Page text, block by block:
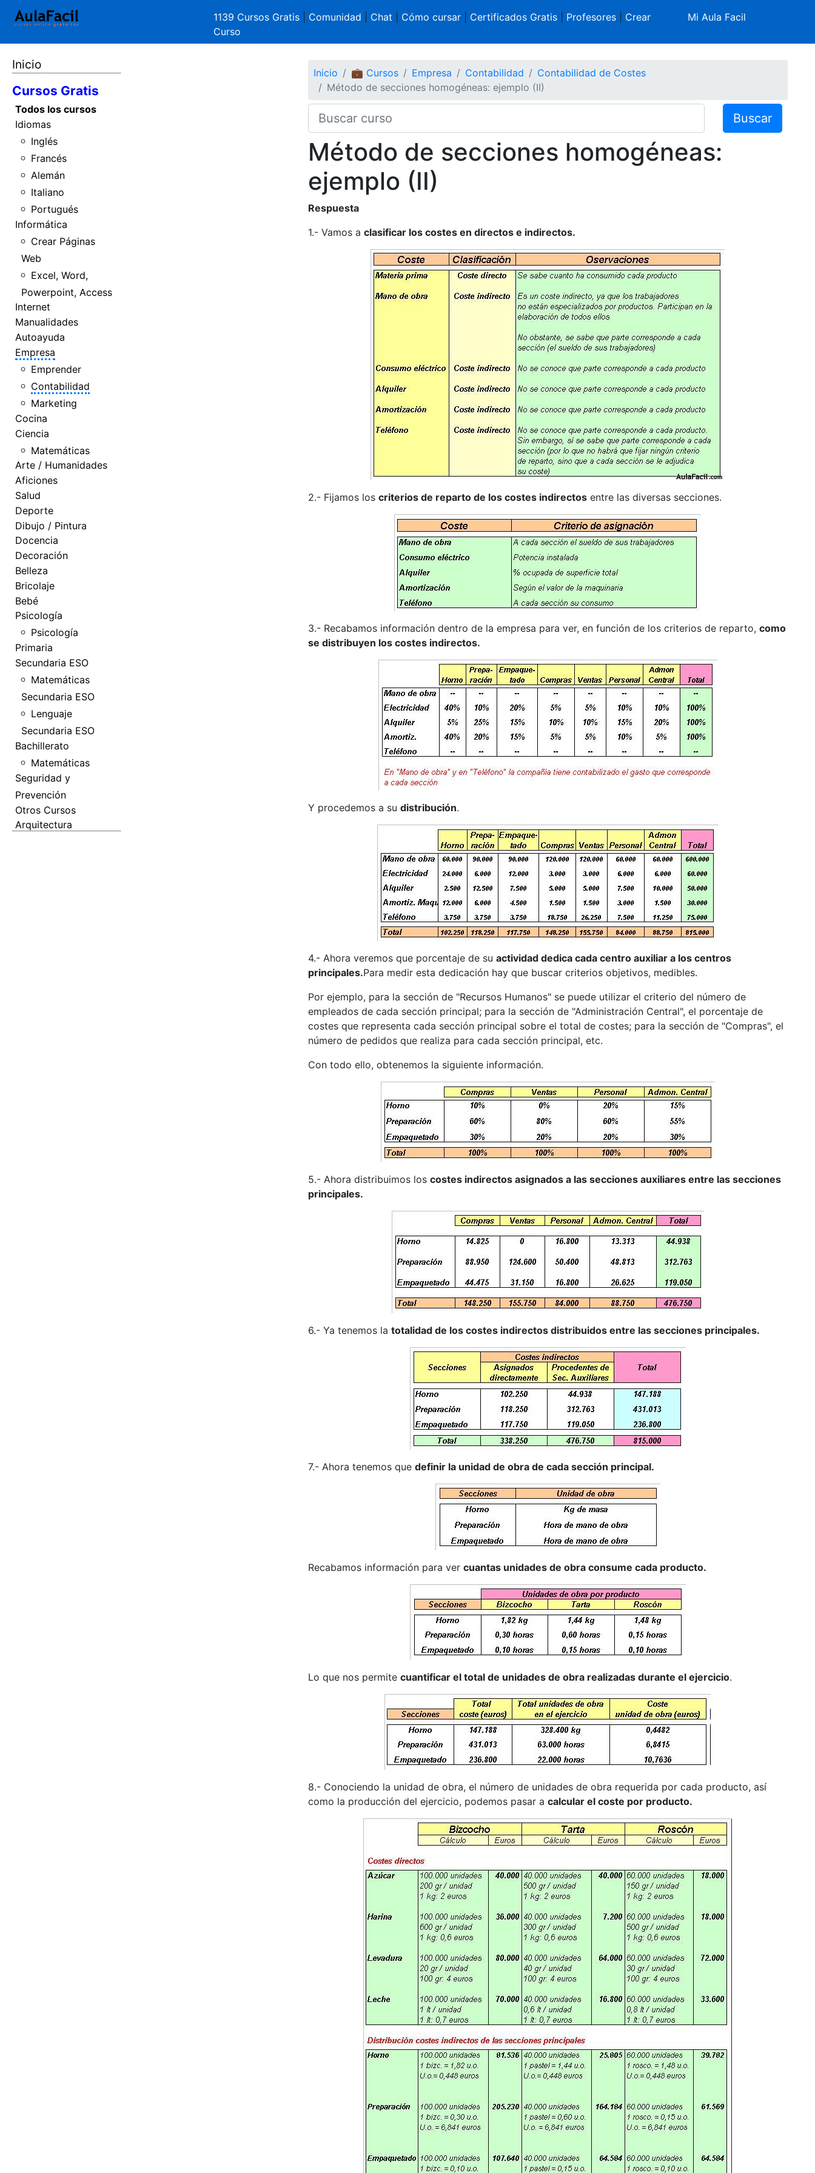
1139 Cursos Gratis Comunidad Chat Cómo cursar| Certificados Gratis| Profesores| Crear
Curso
Mi Aula Facil
Inicio
Cursos Gratis
Todos los cursos
Idiomas
Inglés
Francés
Alemán
Italiano
Portugués
Informática
Crear Páginas
Web
Excel, Word,
Powerpoint, Access
Internet
Manualidades
Autoayuda
Empresa
Emprender
Contabilidad
Marketing
Cocina
Ciencia
Matemáticas
Arte / Humanidades
Aficiones
Salud
Deporte
Dibujo / Pintura
Docencia
Decoración
Belleza
Bricolaje
Bebé
Psicología
Psicología
Primaria
Secundaria ESO
Matemáticas
Secundaria ESO
Lenguaje
Secundaria ESO
Bachillerato
Matemáticas
Seguridad y
Prevención
Otros Cursos
Arquitectura
Inicio 💼 Cursos Empresa Contabilidad
Contabilidad de Costes
Método de secciones homogéneas: ejemplo (II)
Buscar
Método de secciones homogéneas:
ejemplo (II)
Respuesta
1.- Vamos a clasificar los costes en directos e indirectos.
2.- Fijamos los criterios de reparto de los costes indirectosentre las diversas secciones.
3.- Recabamos información dentro de la empresa para ver, en función de los criterios de reparto, como
se distribuyen los costes indirectos.
Y procedemos a su distribución.
4.- Ahora veremos que porcentaje de su actividad dedica cada centro auxiliar a los centros
principales.Para medir esta dedicación hay que buscar criterios objetivos, medibles.
Por ejemplo, para la sección de "Recursos Humanos" se puede utilizar el criterio del número de
empleados de cada sección principal; para la sección de "Administración Central", el porcentaje de
costes que representa cada sección principal sobre el total de costes; para la sección de "Compras", el
número de pedidos que realiza para cada sección principal, etc.
Con todo ello, obtenemos la siguiente información.
5.- Ahora distribuimos los costes indirectos asignados a las secciones auxiliares entre las secciones
principales.
6.- Ya tenemos la totalidad de los costes indirectos distribuidos entre las secciones principales.
7.- Ahora tenemos que definir la unidad de obra de cada sección principal.
Recabamos información para ver cuantas unidades de obra consume cada producto.
Lo que nos permite cuantificar el total de unidades de obra realizadas durante el ejercicio.
8.- Conociendo la unidad de obra, el número de unidades de obra requerida por cada producto, así
como la producción del ejercicio, podemos pasar a calcular el coste por producto.